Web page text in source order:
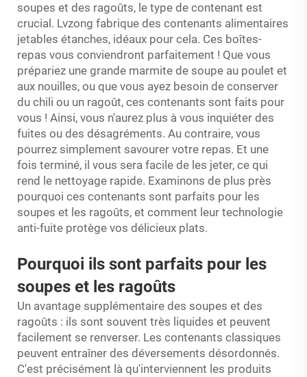
soupes et des ragoûts, le type de contenant est
crucial. Lvzong fabrique des contenants alimentaires
jetables étanches, idéaux pour cela. Ces boîtes-
repas vous conviendront parfaitement ! Que vous
prépariez une grande marmite de soupe au poulet et
aux nouilles, ou que vous ayez besoin de conserver
du chili ou un ragoût, ces contenants sont faits pour
vous ! Ainsi, vous n'aurez plus à vous inquiéter des
fuites ou des désagréments. Au contraire, vous
pourrez simplement savourer votre repas. Et une
fois terminé, il vous sera facile de les jeter, ce qui
rend le nettoyage rapide. Examinons de plus près
pourquoi ces contenants sont parfaits pour les
soupes et les ragoûts, et comment leur technologie
anti-fuite protège vos délicieux plats.
Pourquoi ils sont parfaits pour les
soupes et les ragoûts
Un avantage supplémentaire des soupes et des
ragoûts : ils sont souvent très liquides et peuvent
facilement se renverser. Les contenants classiques
peuvent entraîner des déversements désordonnés.
C'est précisément là qu'interviennent les produits